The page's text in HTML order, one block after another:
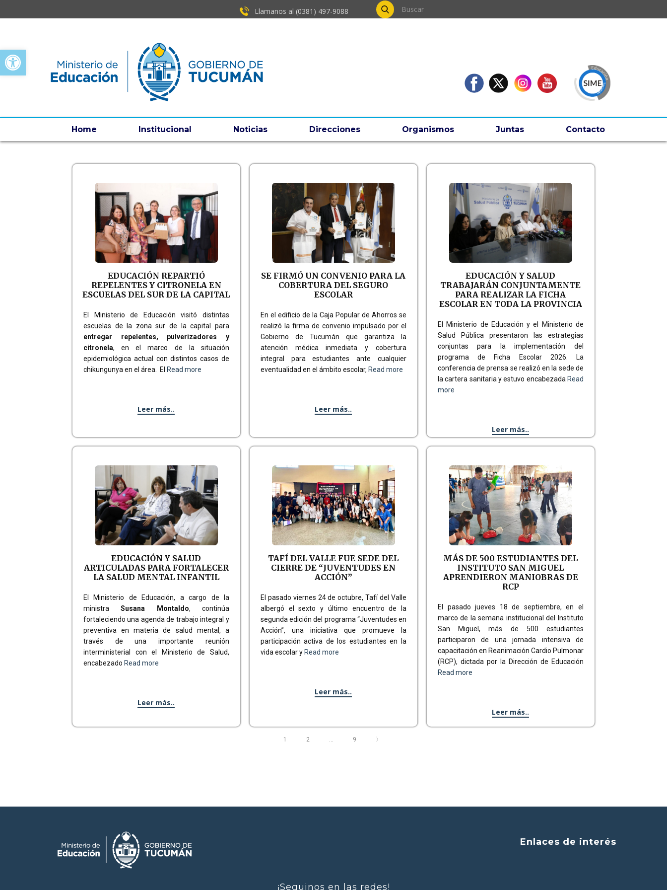
Open toolbar
Llamanos al (0381) ​497-9088
Home Institucional Noticias Direcciones Organismos Juntas Contacto
EDUCACIÓN REPARTIÓ
REPELENTES Y CITRONELA EN
ESCUELAS DEL SUR DE LA CAPITAL
El Ministerio de Educación visitó distintas
escuelas de la zona sur de la capital para
entregar repelentes, pulverizadores y
citronela, en el marco de la situación
epidemiológica actual con distintos casos de
chikungunya en el área. El Read more
Leer más..
SE FIRMÓ UN CONVENIO PARA LA
COBERTURA DEL SEGURO
ESCOLAR
En el edificio de la Caja Popular de Ahorros se
realizó la firma de convenio impulsado por el
Gobierno de Tucumán que garantiza la
atención médica inmediata y cobertura
integral para estudiantes ante cualquier
eventualidad en el ámbito escolar, Read more
Leer más..
EDUCACIÓN Y SALUD
TRABAJARÁN CONJUNTAMENTE
PARA REALIZAR LA FICHA
ESCOLAR EN TODA LA PROVINCIA
El Ministerio de Educación y el Ministerio de
Salud Pública presentaron las estrategias
conjuntas para la implementación del
programa de Ficha Escolar 2026. La
conferencia de prensa se realizó en la sede de
la cartera sanitaria y estuvo encabezada Read
more
Leer más..
EDUCACIÓN Y SALUD
ARTICULADAS PARA FORTALECER
LA SALUD MENTAL INFANTIL
El Ministerio de Educación, a cargo de la
ministraSusana Montaldo, continúa
fortaleciendo una agenda de trabajo integral y
preventiva en materia de salud mental, a
través de una importante reunión
interministerial con el Ministerio de Salud,
encabezado Read more
Leer más..
TAFÍ DEL VALLE FUE SEDE DEL
CIERRE DE “JUVENTUDES EN
ACCIÓN”
El pasado viernes 24 de octubre, Tafí del Valle
albergó el sexto y último encuentro de la
segunda edición del programa “Juventudes en
Acción”, una iniciativa que promueve la
participación activa de los estudiantes en la
vida escolar y Read more
Leer más..
MÁS DE 500 ESTUDIANTES DEL
INSTITUTO SAN MIGUEL
APRENDIERON MANIOBRAS DE
RCP
El pasado jueves 18 de septiembre, en el
marco de la semana institucional del Instituto
San Miguel, más de 500 estudiantes
participaron de una jornada intensiva de
capacitación en Reanimación Cardio Pulmonar
(RCP), dictada por la Dirección de Educación
Read more
Leer más..
1 2 … 9 〉
¡Seguinos en las redes!
Enlaces de interés